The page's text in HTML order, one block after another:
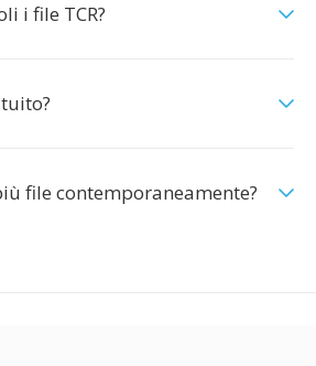
i file TCR?
file contemporaneamente?